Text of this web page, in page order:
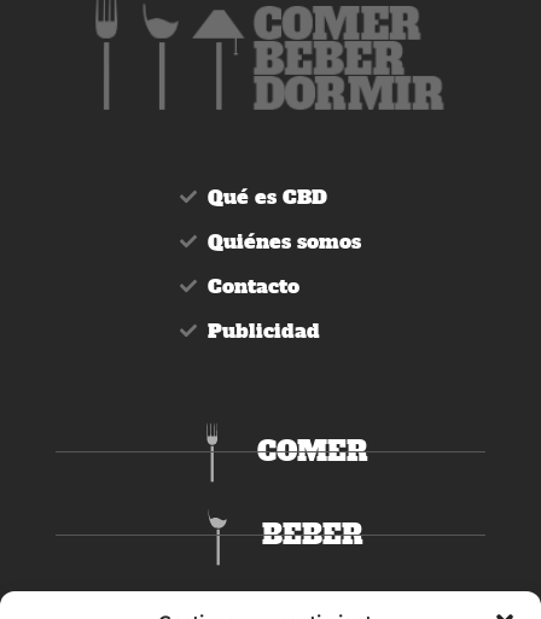
Qué es CBD
Quiénes somos
Contacto
Publicidad
COMER
BEBER